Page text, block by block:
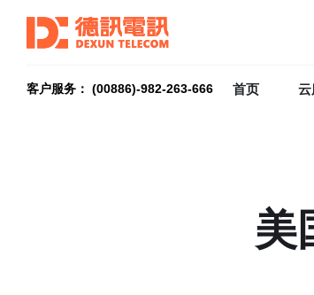
客户服务： (00886)-982-263-666 首页 云
美